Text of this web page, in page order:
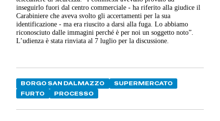
inseguirlo fuori dal centro commerciale - ha riferito alla giudice il
Carabiniere che aveva svolto gli accertamenti per la sua
identificazione - ma era riuscito a darsi alla fuga. Lo abbiamo
riconosciuto dalle immagini perché è per noi un soggetto noto”.
L’udienza è stata rinviata al 7 luglio per la discussione.
BORGO SAN DALMAZZO
SUPERMERCATO
FURTO
PROCESSO